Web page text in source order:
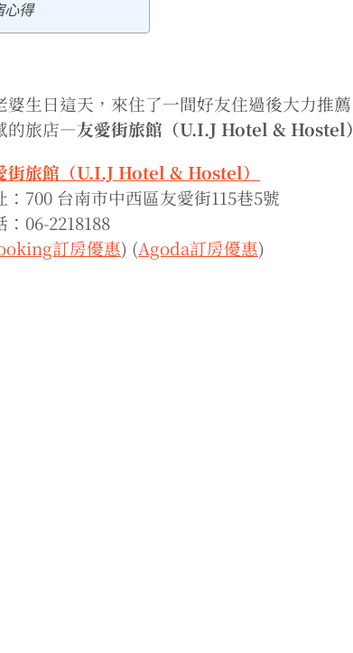
心得
婆生日這天，來住了一間好友住過後大力推
的旅店—友愛街旅館（U.I.J Hotel & Hostel）
街旅館（U.I.J Hotel & Hostel）
：700 台南市中西區友愛街115巷5號
：06-2218188
訂房優惠) (Agoda訂房優惠)